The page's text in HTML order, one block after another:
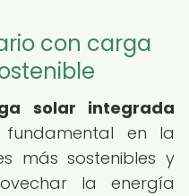
con carga
solar integrada
en la
más sostenibles y
la energía